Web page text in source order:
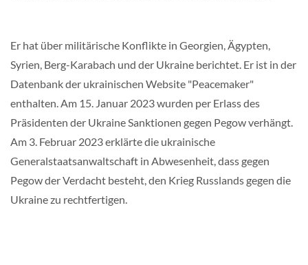
Er hat über militärische Konflikte in Georgien, Ägypten,
Syrien, Berg-Karabach und der Ukraine berichtet. Er ist in der
Datenbank der ukrainischen Website "Peacemaker"
enthalten. Am 15. Januar 2023 wurden per Erlass des
Präsidenten der Ukraine Sanktionen gegen Pegow verhängt.
Am 3. Februar 2023 erklärte die ukrainische
Generalstaatsanwaltschaft in Abwesenheit, dass gegen
Pegow der Verdacht besteht, den Krieg Russlands gegen die
Ukraine zu rechtfertigen.